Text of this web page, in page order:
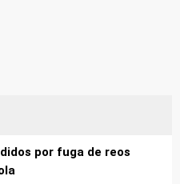
por fuga de reos